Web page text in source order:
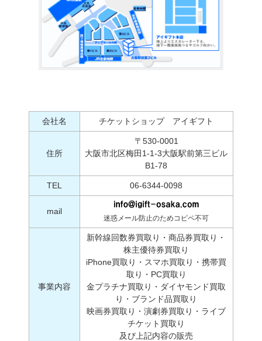
会社名 チケットショップ アイギフト
住所
〒530-0001
大阪市北区梅田1-1-3大阪駅前第三ビル
B1-78
TEL 06-6344-0098
mail
迷惑メール防止のためコピペ不可
事業内容
新幹線回数券買取り・商品券買取り・
株主優待券買取り
iPhone買取り・スマホ買取り・携帯買
取り・PC買取り
金プラチナ買取り・ダイヤモンド買取
り・ブランド品買取り
映画券買取り・演劇券買取り・ライブ
チケット買取り
及び上記内容の販売